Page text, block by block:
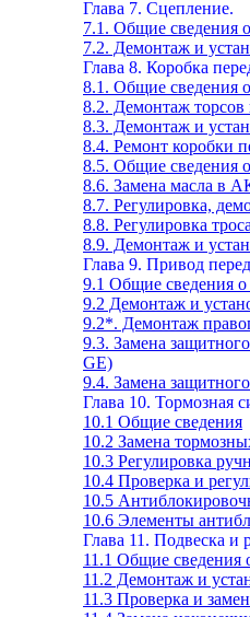
Глава 7. Сцепление.
7.1. Общие сведения
7.2. Демонтаж и
Глава 8. Коробка
8.1. Общие сведения
8.2. Демонтаж торсов
8.3. Демонтаж и
8.4. Ремонт коробки
8.5. Общие сведения
8.6. Замена масла в
8.7. Регулировка,
8.8. Регулировка
8.9. Демонтаж и
Глава 9. Привод
9.1 Общие сведения о
9.2 Демонтаж и
9.2*. Демонтаж
9.3. Замена
GE)
9.4. Замена
Глава 10. Тормозная
10.1 Общие сведения
10.2 Замена
10.3 Регулировка
10.4 Проверка и
10.5
10.6 Элементы
Глава 11. Подвеска и
11.1 Общие сведения
11.2 Демонтаж и
11.3 Проверка и